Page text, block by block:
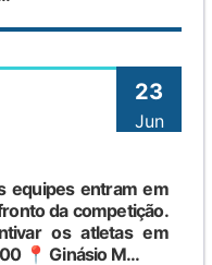
23
Jun
equipes entram em
da competição.
os atletas em
📍 Ginásio M...